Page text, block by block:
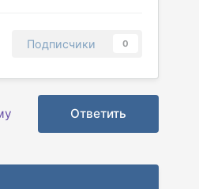
Подписчики 0
Ответить